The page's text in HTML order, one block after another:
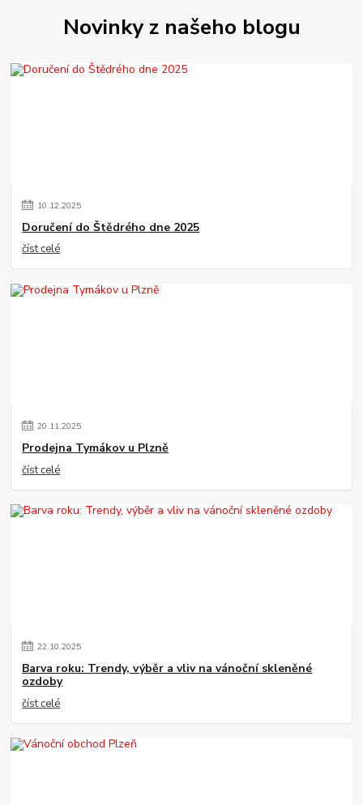
Novinky z našeho blogu
10.12.2025
Doručení do Štědrého dne 2025
číst celé
20.11.2025
Prodejna Tymákov u Plzně
číst celé
22.10.2025
Barva roku: Trendy, výběr a vliv na vánoční skleněné
ozdoby
číst celé